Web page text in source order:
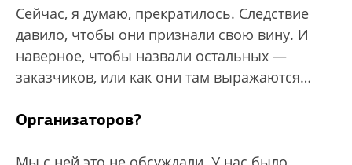
Сейчас, я думаю, прекратилось. Следствие
давило, чтобы они признали свою вину. И
наверное, чтобы назвали остальных —
заказчиков, или как они там выражаются…
Организаторов?